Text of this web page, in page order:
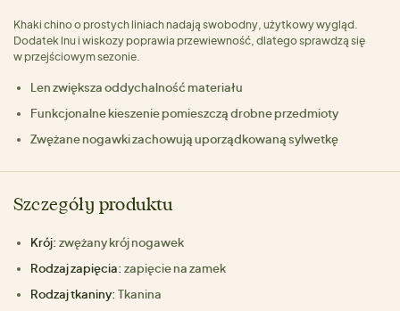
Khaki chino o prostych liniach nadają swobodny, użytkowy wygląd.
Dodatek lnu i wiskozy poprawia przewiewność, dlatego sprawdzą się
w przejściowym sezonie.
Len zwiększa oddychalność materiału
Funkcjonalne kieszenie pomieszczą drobne przedmioty
Zwężane nogawki zachowują uporządkowaną sylwetkę
Szczegóły produktu
Krój: zwężany krój nogawek
Rodzaj zapięcia: zapięcie na zamek
Rodzaj tkaniny: Tkanina